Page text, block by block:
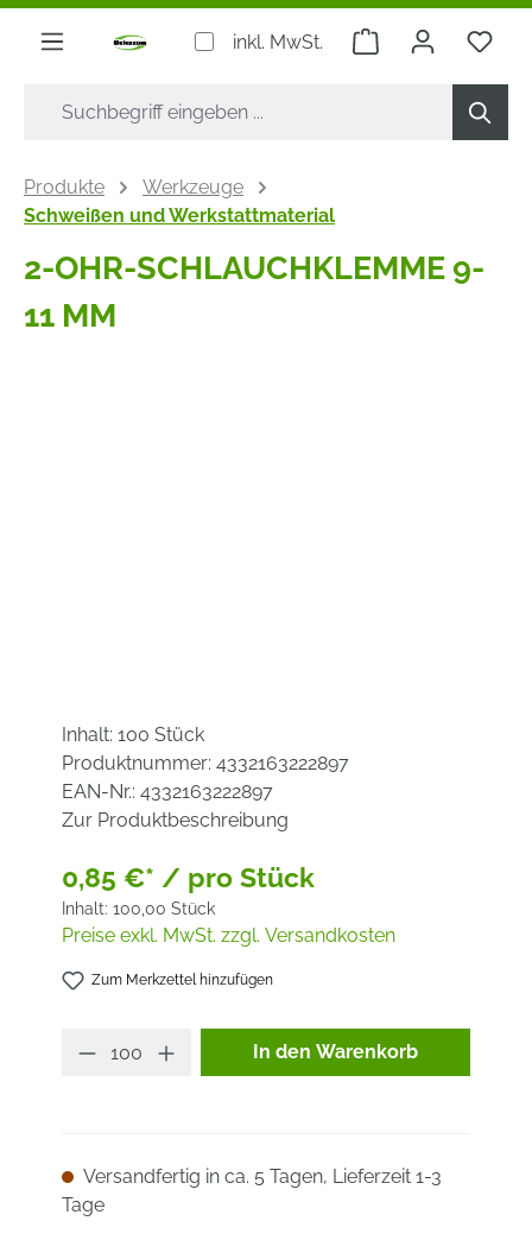
springen
inkl. MwSt. Warenkorb
Produkte
Werkzeuge
Schweißen und Werkstattmaterial
2-OHR-SCHLAUCHKLEMME 9-
11 MM
Inhalt: 100 Stück
Produktnummer: 4332163222897
EAN-Nr.: 4332163222897
Zur Produktbeschreibung
0,85 €* / pro Stück
Inhalt: 100,00 Stück
Preise exkl. MwSt. zzgl. Versandkosten
Zum Merkzettel hinzufügen
Produkt Anzahl: Gib den
In den Warenkorb
Versandfertig in ca. 5 Tagen, Lieferzeit 1-3
Tage